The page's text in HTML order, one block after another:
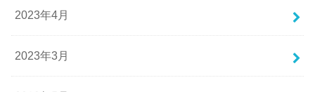
2023年4月
2023年3月